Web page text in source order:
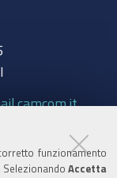
funzionamento
Selezionando Accetta